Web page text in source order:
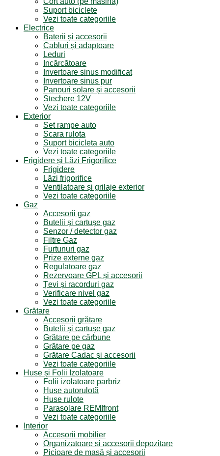
Suport biciclete
Vezi toate categoriile
Electrice
Baterii și accesorii
Cabluri și adaptoare
Leduri
Incărcătoare
Invertoare sinus modificat
Invertoare sinus pur
Panouri solare și accesorii
Ștechere 12V
Vezi toate categoriile
Exterior
Set rampe auto
Scara rulota
Suport bicicleta auto
Vezi toate categoriile
Frigidere și Lăzi Frigorifice
Frigidere
Lăzi frigorifice
Ventilatoare și grilaje exterior
Vezi toate categoriile
Gaz
Accesorii gaz
Butelii și cartușe gaz
Senzor / detector gaz
Filtre Gaz
Furtunuri gaz
Prize externe gaz
Regulatoare gaz
Rezervoare GPL și accesorii
Țevi și racorduri gaz
Verificare nivel gaz
Vezi toate categoriile
Grătare
Accesorii grătare
Butelii și cartușe gaz
Grătare pe cărbune
Grătare pe gaz
Grătare Cadac și accesorii
Vezi toate categoriile
Huse și Folii Izolatoare
Folii izolatoare parbriz
Huse autorulotă
Huse rulote
Parasolare REMIfront
Vezi toate categoriile
Interior
Accesorii mobilier
Organizatoare si accesorii depozitare
Picioare de masă și accesorii